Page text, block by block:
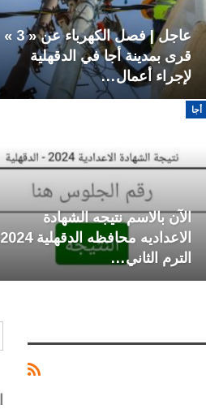
عاجل | فصل الكهرباء عن « 3 »
قرى بمدينة أجا في الدقهلية
لإجراء أعمال…
أجا
الآن بالاسم نتيجه الشهادة
الاعداديه محافظه الدقهلية 2024
الترم الثاني…